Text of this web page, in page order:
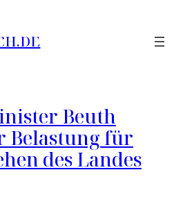
Beuth
für
des Landes